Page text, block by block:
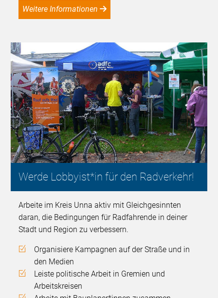
Weitere Informationen
Werde Lobbyist*in für den Radverkehr!
Arbeite im Kreis Unna aktiv mit Gleichgesinnten
daran, die Bedingungen für Radfahrende in deiner
Stadt und Region zu verbessern.
Organisiere Kampagnen auf der Straße und in
den Medien
Leiste politische Arbeit in Gremien und
Arbeitskreisen